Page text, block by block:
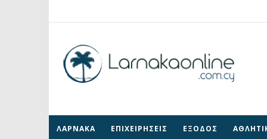
ΛΑΡΝΑΚΑ ΕΠΙΧΕΙΡΗΣΕΙΣ ΕΞΟΔΟΣ